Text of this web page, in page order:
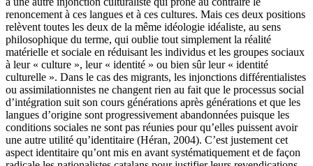
renoncement à ces langues et à ces cultures. Mais ces deux positions
relèvent toutes les deux de la même idéologie idéaliste, au sens
philosophique du terme, qui oublie tout simplement la réalité
matérielle et sociale en réduisant les individus et les groupes sociaux
à leur « culture », leur « identité » ou bien sûr leur « identité
culturelle ». Dans le cas des migrants, les injonctions différentialistes
ou assimilationnistes ne changent rien au fait que le processus social
d’intégration suit son cours générations après générations et que les
langues d’origine sont progressivement abandonnées puisque les
conditions sociales ne sont pas réunies pour qu’elles puissent avoir
une autre utilité qu’identitaire (Héran, 2004). C’est justement cet
aspect identitaire qu’ont mis en avant systématiquement et de façon